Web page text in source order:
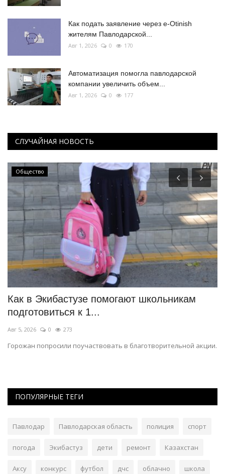
Как подать заявление через e-Otinish
жителям Павлодарской...
Авг 1, 2026 0 170
Автоматизация помогла павлодарской
компании увеличить объем...
Авг 1, 2026 0 177
СЛУЧАЙНАЯ НОВОСТЬ
Общество
Как в Экибастузе помогают школьникам
подготовиться к 1...
Авг 5, 2026 0 273
Горожан попросили поучаствовать в благотворительной акции.
ПОПУЛЯРНЫЕ ТЕГИ
Павлодар Павлодарская область полиция спорт
погода Экибастуз дети ремонт Казахстан
Аксу конкурс футбол дчс облачно школа